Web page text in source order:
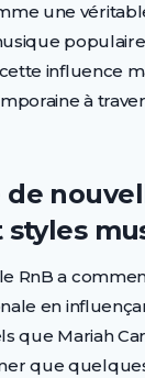
une
influence
à
de
RnB a
en
que Mariah
que